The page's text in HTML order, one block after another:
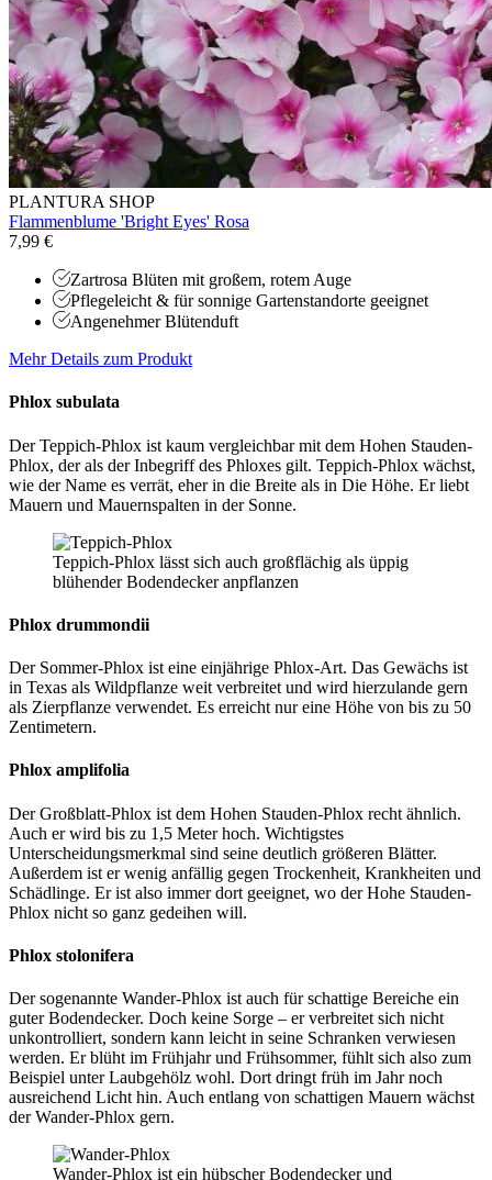
PLANTURA SHOP
Flammenblume 'Bright Eyes' Rosa
7,99 €
Zartrosa Blüten mit großem, rotem Auge
Pflegeleicht & für sonnige Gartenstandorte geeignet
Angenehmer Blütenduft
Mehr Details zum Produkt
Phlox subulata
Der Teppich-Phlox ist kaum vergleichbar mit dem Hohen Stauden-
Phlox, der als der Inbegriff des Phloxes gilt. Teppich-Phlox wächst,
wie der Name es verrät, eher in die Breite als in Die Höhe. Er liebt
Mauern und Mauernspalten in der Sonne.
Teppich-Phlox lässt sich auch großflächig als üppig
blühender Bodendecker anpflanzen
Phlox drummondii
Der Sommer-Phlox ist eine einjährige Phlox-Art. Das Gewächs ist
in Texas als Wildpflanze weit verbreitet und wird hierzulande gern
als Zierpflanze verwendet. Es erreicht nur eine Höhe von bis zu 50
Zentimetern.
Phlox amplifolia
Der Großblatt-Phlox ist dem Hohen Stauden-Phlox recht ähnlich.
Auch er wird bis zu 1,5 Meter hoch. Wichtigstes
Unterscheidungsmerkmal sind seine deutlich größeren Blätter.
Außerdem ist er wenig anfällig gegen Trockenheit, Krankheiten und
Schädlinge. Er ist also immer dort geeignet, wo der Hohe Stauden-
Phlox nicht so ganz gedeihen will.
Phlox stolonifera
Der sogenannte Wander-Phlox ist auch für schattige Bereiche ein
guter Bodendecker. Doch keine Sorge – er verbreitet sich nicht
unkontrolliert, sondern kann leicht in seine Schranken verwiesen
werden. Er blüht im Frühjahr und Frühsommer, fühlt sich also zum
Beispiel unter Laubgehölz wohl. Dort dringt früh im Jahr noch
ausreichend Licht hin. Auch entlang von schattigen Mauern wächst
der Wander-Phlox gern.
Wander-Phlox ist ein hübscher Bodendecker und